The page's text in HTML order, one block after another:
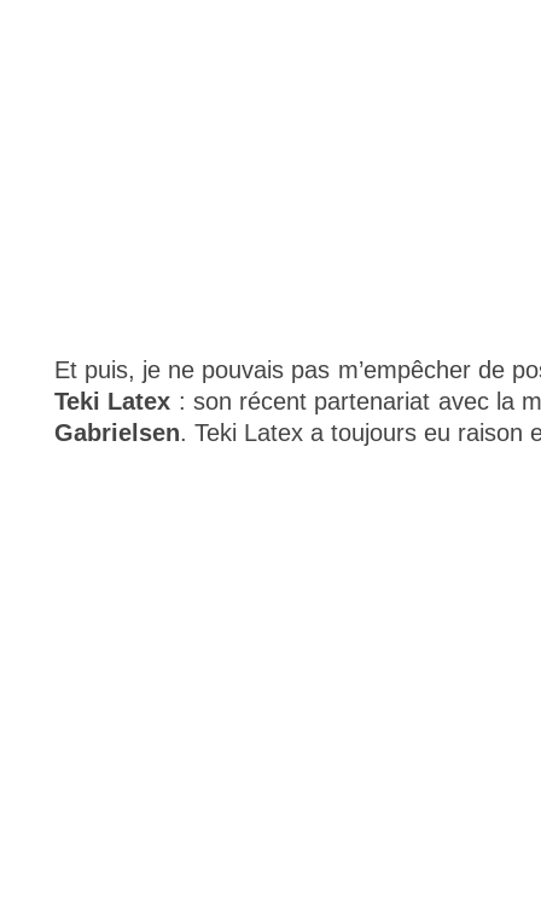
Et puis, je ne pouvais pas m’empêcher de
Teki Latex : son récent partenariat avec la
Gabrielsen. Teki Latex a toujours eu raison